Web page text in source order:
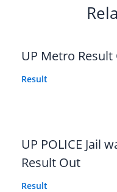
UP Metro Result
Result
UP POLICE Jail
Result Out
Result